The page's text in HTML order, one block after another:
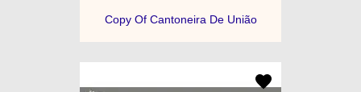
Copy Of Cantoneira De União